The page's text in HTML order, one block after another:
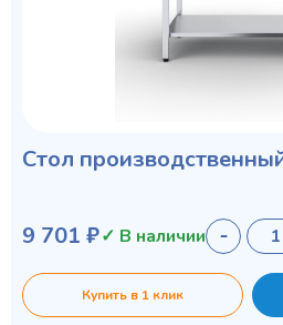
Стол
9 701 ₽✓ В наличии
Купить в 1 клик